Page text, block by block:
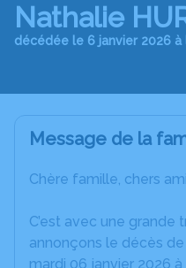
Nathalie
décédée le 6 janvier 2026 à
Message de la
Chère famille, chers
C’est avec une grande
annonçons le décès
mardi 06 janvier 2026 à